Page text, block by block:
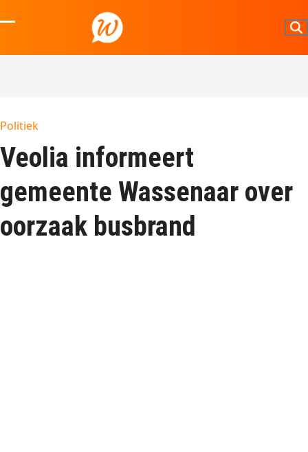
to
mobile
mobile
Politiek
Veolia informeert
gemeente Wassenaar over
oorzaak busbrand